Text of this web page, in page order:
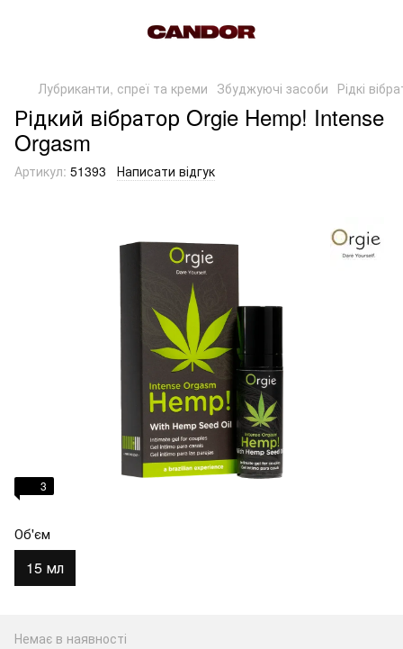
Лубриканти, спреї та креми Збуджуючі засоби Рідкі
Рідкий вібратор Orgie Hemp! Intense
Orgasm
Артикул: 51393 Написати відгук
3
Об'єм
15 мл
Немає в наявності